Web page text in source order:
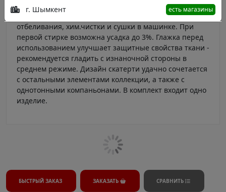
г. Шымкент есть магазины
сервировки праздничного стола. Рекомендуемая
температура стирки - 30⁰ в деликатном режиме без
отбеливания, хим.чистки и сушки в машинке. При
первой стирке возможна усадка до 3%. Глажка перед
использованием улучшает защитные свойства ткани -
рекомендуется гладить с изнаночной стороны в
среднем режиме. Дизайн скатерти удачно сочетается
с остальными элементами коллекции, а также с
однотонными компаньонами. В комплект входит одно
изделие.
БЫСТРЫЙ ЗАКАЗ ЗАКАЗАТЬ СРАВНИТЬ